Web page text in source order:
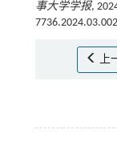
事大学学报,
7736.2024.03.002
上